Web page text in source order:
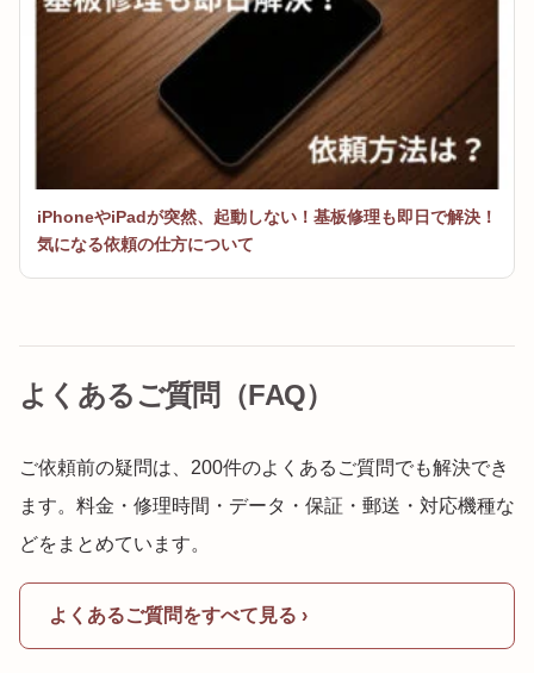
iPhoneやiPadが突然、起動しない！基板修理も即日で解決！
気になる依頼の仕方について
よくあるご質問（FAQ）
ご依頼前の疑問は、200件のよくあるご質問でも解決でき
ます。料金・修理時間・データ・保証・郵送・対応機種な
どをまとめています。
よくあるご質問をすべて見る ›